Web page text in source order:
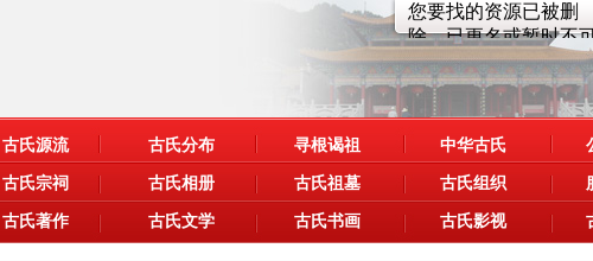
古氏源流 古氏分布 寻根谒祖 中华古氏
古氏宗祠 古氏相册 古氏祖墓 古氏组织
古氏著作 古氏文学 古氏书画 古氏影视